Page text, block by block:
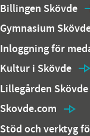
Billingen Skövde
Gymnasium
Inloggning för
Kultur i Skövde
Lillegården Skövde
Skovde.com
Stöd och verktyg